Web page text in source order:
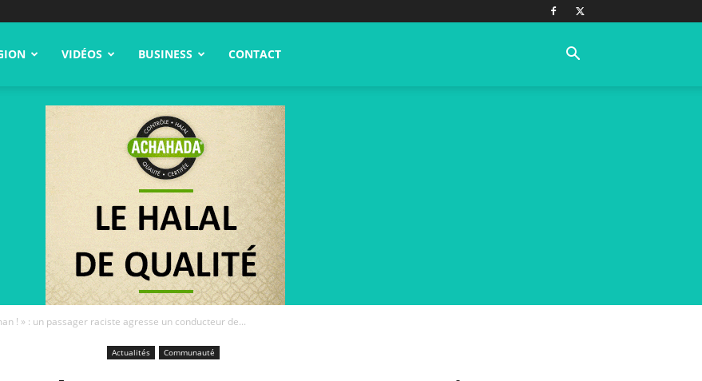
VIDÉOS BUSINESS CONTACT
! » : un passager raciste agresse un conducteur de...
Actualités Communauté